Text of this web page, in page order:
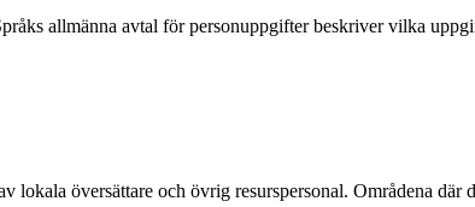
allmänna avtal för personuppgifter beskriver vilka
översättare och övrig resurspersonal. Områdena där